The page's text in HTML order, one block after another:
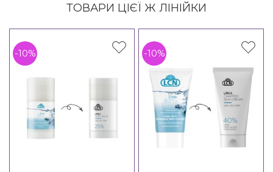
ТОВАРИ ЦІЄЇ Ж ЛІНІЙКИ
-10% -10%